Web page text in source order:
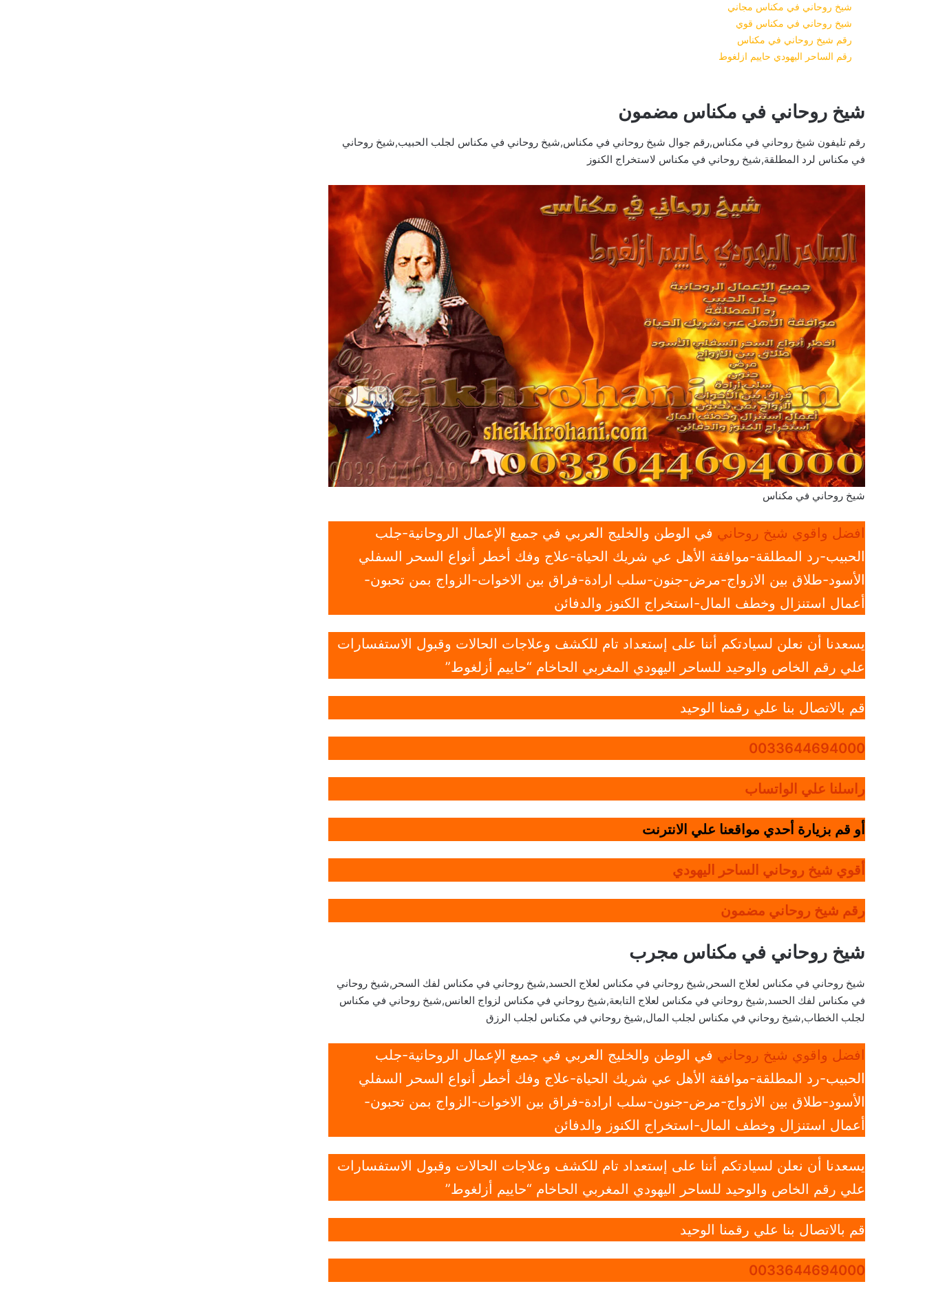
شيخ روحاني في مكناس مجاني
شيخ روحاني في مكناس قوي
رقم شيخ روحاني في مكناس
رقم الساحر اليهودي حاييم ازلغوط
شيخ روحاني في مكناس مضمون
رقم تليفون شيخ روحاني في مكناس,رقم جوال شيخ روحاني في مكناس,شيخ روحاني في مكناس لجلب الحبيب,شيخ روحاني
في مكناس لرد المطلقة,شيخ روحاني في مكناس لاستخراج الكنوز
شيخ روحاني في مكناس
افضل واقوي شيخ روحاني في الوطن والخليج العربي في جميع الإعمال الروحانية-جلب
الحبيب-رد المطلقة-موافقة الأهل عي شريك الحياة-علاج وفك أخطر أنواع السحر السفلي
الأسود-طلاق بين الازواج-مرض-جنون-سلب ارادة-فراق بين الاخوات-الزواج بمن تحبون-
أعمال استنزال وخطف المال-استخراج الكنوز والدفائن
يسعدنا أن نعلن لسيادتكم أننا على إستعداد تام للكشف وعلاجات الحالات وقبول الاستفسارات
علي رقم الخاص والوحيد للساحر اليهودي المغربي الحاخام “حاييم أزلغوط”
قم بالاتصال بنا علي رقمنا الوحيد
0033644694000
راسلنا علي الواتساب
أو قم بزيارة أحدي مواقعنا علي الانترنت
أقوي شيخ روحاني الساحر اليهودي
رقم شيخ روحاني مضمون
شيخ روحاني في مكناس مجرب
شيخ روحاني في مكناس لعلاج السحر,شيخ روحاني في مكناس لعلاج الحسد,شيخ روحاني في مكناس لفك السحر,شيخ روحاني
في مكناس لفك الحسد,شيخ روحاني في مكناس لعلاج التابعة,شيخ روحاني في مكناس لزواج العانس,شيخ روحاني في مكناس
لجلب الخطاب,شيخ روحاني في مكناس لجلب المال,شيخ روحاني في مكناس لجلب الرزق
افضل واقوي شيخ روحاني في الوطن والخليج العربي في جميع الإعمال الروحانية-جلب
الحبيب-رد المطلقة-موافقة الأهل عي شريك الحياة-علاج وفك أخطر أنواع السحر السفلي
الأسود-طلاق بين الازواج-مرض-جنون-سلب ارادة-فراق بين الاخوات-الزواج بمن تحبون-
أعمال استنزال وخطف المال-استخراج الكنوز والدفائن
يسعدنا أن نعلن لسيادتكم أننا على إستعداد تام للكشف وعلاجات الحالات وقبول الاستفسارات
علي رقم الخاص والوحيد للساحر اليهودي المغربي الحاخام “حاييم أزلغوط”
قم بالاتصال بنا علي رقمنا الوحيد
0033644694000